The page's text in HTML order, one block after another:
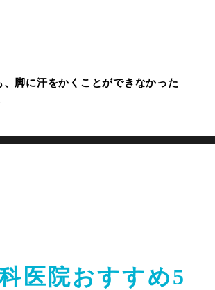
脚に汗をかくことができなかった
医院おすすめ5